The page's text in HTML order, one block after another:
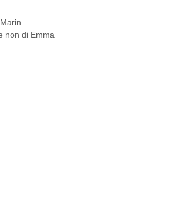
non di Emma